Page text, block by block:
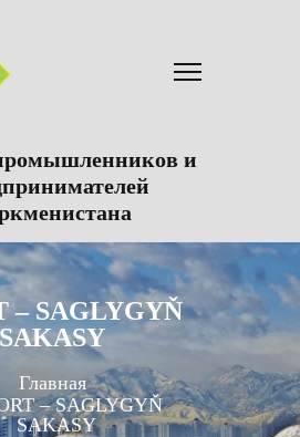
и
– SAGLYGYŇ
SAKASY
Главная
– SAGLYGYŇ
SAKASY